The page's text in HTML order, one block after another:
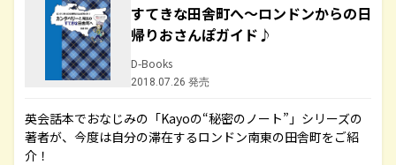
すてきな田舎町へ～ロンドンからの日
帰りおさんぽガイド♪
D-Books
2018.07.26 発売
英会話本でおなじみの「Kayoの“秘密のノート”」シリーズの
著者が、今度は自分の滞在するロンドン南東の田舎町をご紹
介！